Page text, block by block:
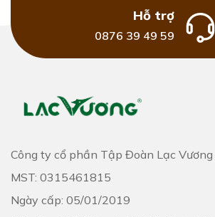
Hỗ trợ
0876 39 49 59
Công ty cổ phần Tập Đoàn Lạc Vương
MST: 0315461815
Ngày cấp: 05/01/2019